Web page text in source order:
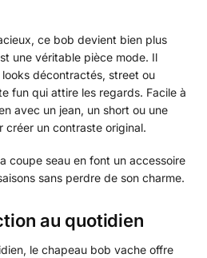
ce bob devient bien plus
une véritable pièce mode. Il
décontractés, street ou
fun qui attire les regards. Facile à
avec un jean, un short ou une
créer un contraste original.
coupe seau en font un accessoire
sans perdre de son charme.
au quotidien
le chapeau bob vache offre